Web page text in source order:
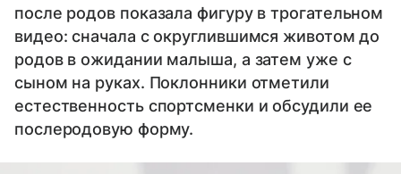
после родов показала фигуру в трогательном
видео: сначала с округлившимся животом до
родов в ожидании малыша, а затем уже с
сыном на руках. Поклонники отметили
естественность спортсменки и обсудили ее
послеродовую форму.